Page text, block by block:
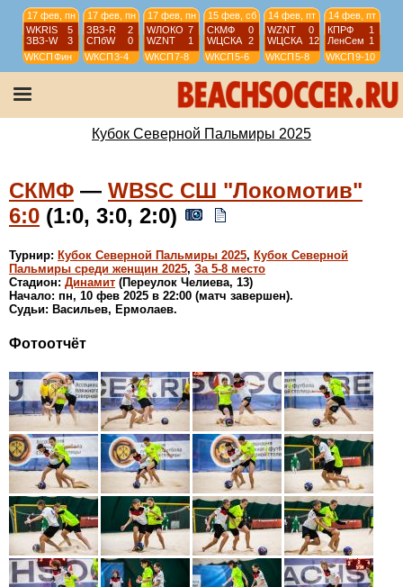
17 фев, пн
WKRIS
5
ЗВЗ-W
3
WКСПФин
17 фев, пн
ЗВЗ-R
2
СПбW
0
WКСП3-4
17 фев, пн
WЛОКО 7
WZNT
1
WКСП7-8
15 фев, сб
СКМФ
0
WЦСКА 2
WКСП5-6
14 фев, пт
WZNT
0
WЦСКА
12
WКСП5-8
14 фев, пт
КПРФ
1
ЛенСем 1
WКСП9-10
10 фев, пн
3
ЗВЗ-W
10
10 фев, пн
WKRIS
5
ЗВЗ-R
0
10 фев, пн
СШ2КР
6
ЗВМ
8
Кубок Северной Пальмиры 2025
СКМФ — WBSC СШ "Локомотив"
6:0 (1:0, 3:0, 2:0)
Турнир: Кубок Северной Пальмиры 2025, Кубок Северной
Пальмиры среди женщин 2025, За 5-8 место
Стадион: Динамит (Переулок Челиева, 13)
Начало: пн, 10 фев 2025 в 22:00 (матч завершен).
Судьи: Васильев, Ермолаев.
Фотоотчёт